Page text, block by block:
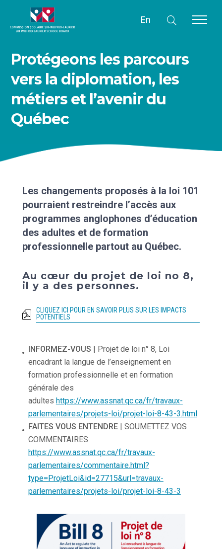
En
Protégeons les parcours
vers la diplomation, les
métiers et l’avenir du
Québec
Les changements proposés à la loi 101
pourraient restreindre l’accès aux
programmes anglophones d’éducation
des adultes et de formation
professionnelle partout au Québec.
Au cœur du projet de loi no 8,
il y a des personnes.
CLIQUEZ ICI POUR EN SAVOIR PLUS SUR LES IMPACTS
POTENTIELS
INFORMEZ-VOUS | Projet de loi n° 8, Loi
encadrant la langue de l’enseignement en
formation professionnelle et en formation
générale des
adultes https://www.assnat.qc.ca/fr/travaux-
parlementaires/projets-loi/projet-loi-8-43-3.html
FAITES VOUS ENTENDRE| SOUMETTEZ VOS
COMMENTAIRES
https://www.assnat.qc.ca/fr/travaux-
parlementaires/commentaire.html?
type=ProjetLoi&id=27715&url=travaux-
parlementaires/projets-loi/projet-loi-8-43-3